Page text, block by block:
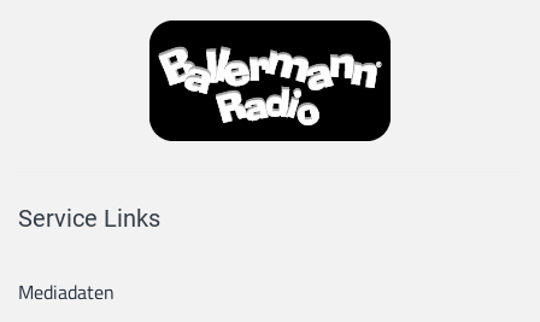
Service Links
Mediadaten